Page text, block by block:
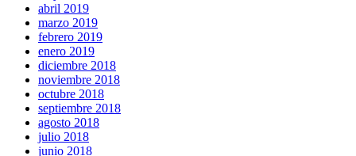
abril 2019
marzo 2019
febrero 2019
enero 2019
diciembre 2018
noviembre 2018
octubre 2018
septiembre 2018
agosto 2018
julio 2018
junio 2018